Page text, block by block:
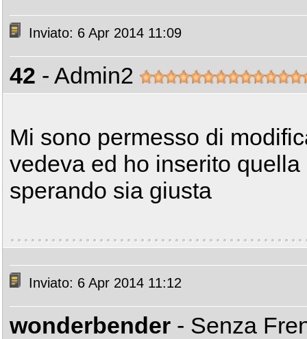
Inviato: 6 Apr 2014 11:09
42 - Admin2
Mi sono permesso di
vedeva ed ho inserito
sperando sia giusta
Inviato: 6 Apr 2014 11:12
wonderbender - Senza